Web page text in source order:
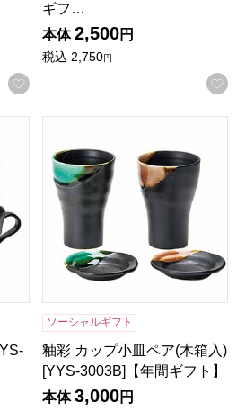
お気に入りに登録する
ギフ…
本体 2,500円
税込 2,750円
ソーシャルギフト
釉彩 カップ小皿ペア(木箱入)
[YYS-3003B]【年間ギフト】
本体 3,000円